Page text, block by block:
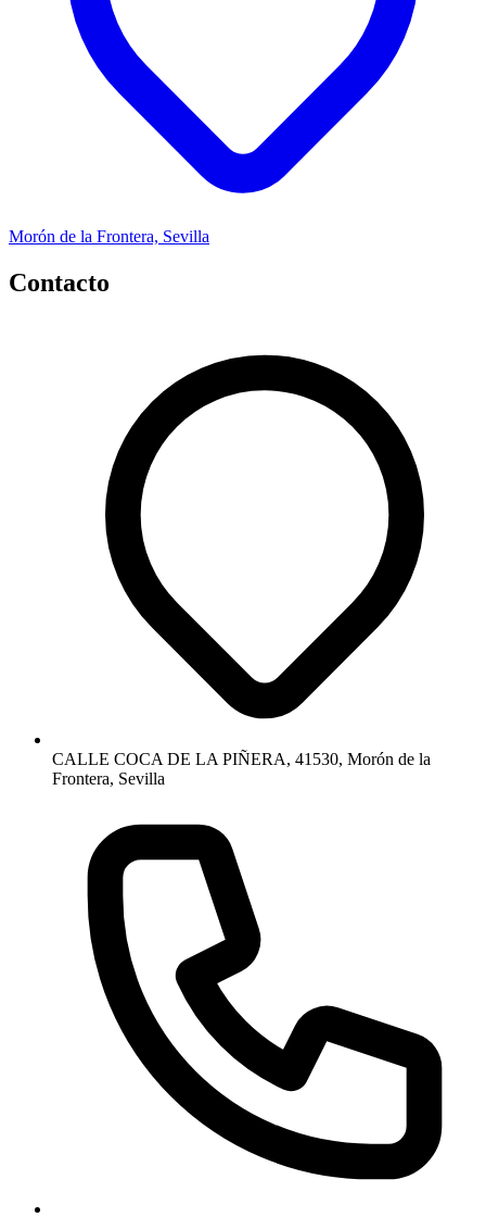
Morón de la Frontera, Sevilla
Contacto
CALLE COCA DE LA PIÑERA, 41530, Morón de la
Frontera, Sevilla